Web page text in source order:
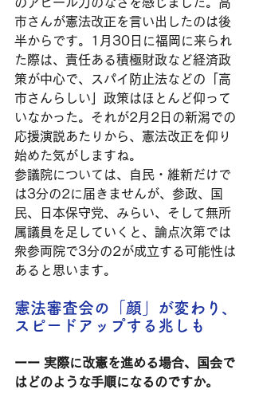
のアピール力のなさを感じました。高
市さんが憲法改正を言い出したのは後
半からです。1月30日に福岡に来られ
た際は、責任ある積極財政など経済政
策が中心で、スパイ防止法などの「高
市さんらしい」政策はほとんど仰って
いなかった。それが2月2日の新潟での
応援演説あたりから、憲法改正を仰り
始めた気がしますね。
参議院については、自民・維新だけで
は3分の2に届きませんが、参政、国
民、日本保守党、みらい、そして無所
属議員を足していくと、論点次第では
衆参両院で3分の2が成立する可能性は
あると思います。
憲法審査会の「顔」が変わり、
スピードアップする兆しも
ーー 実際に改憲を進める場合、国会で
はどのような手順になるのですか。